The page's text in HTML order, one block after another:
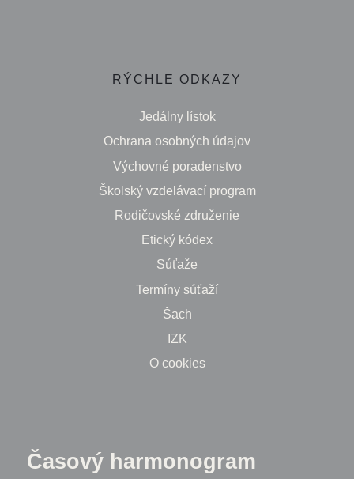
RÝCHLE ODKAZY
Jedálny lístok
Ochrana osobných údajov
Výchovné poradenstvo
Školský vzdelávací program
Rodičovské združenie
Etický kódex
Súťaže
Termíny súťaží
Šach
IZK
O cookies
Časový harmonogram